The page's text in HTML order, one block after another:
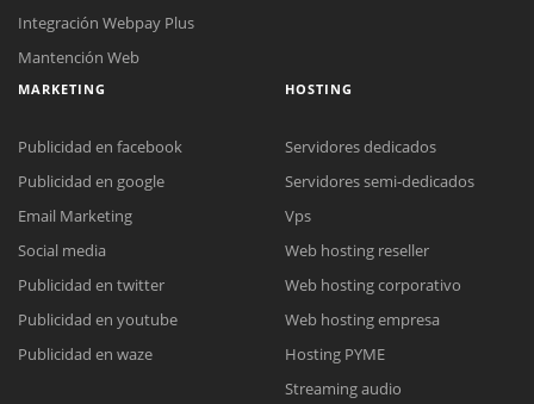
Reunión online
Meet para la reunión online.
Cotización
Chat Online
Todos nuestros ejecutivos están fuera de línea. Complete el formulario
Integración Webpay Plus
Mantención Web
MARKETING
Publicidad en facebook
Publicidad en google
Email Marketing
Social media
Publicidad en twitter
Publicidad en youtube
Publicidad en waze
HOSTING
Servidores dedicados
Servidores semi-dedicados
Vps
Web hosting reseller
Web hosting corporativo
Web hosting empresa
Hosting PYME
Streaming audio